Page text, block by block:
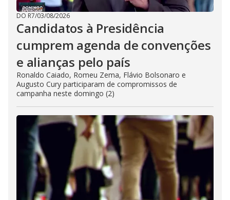
DO R7/03/08/2026
Candidatos à Presidência
cumprem agenda de convenções
e alianças pelo país
Ronaldo Caiado, Romeu Zema, Flávio Bolsonaro e
Augusto Cury participaram de compromissos de
campanha neste domingo (2)